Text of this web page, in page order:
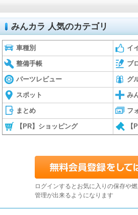
みんカラ 人気のカテゴリ
車種別 イ
整備手帳 ブ
パーツレビュー グ
スポット み
まとめ フ
【PR】ショッピング 【
ログインするとお気に入りの保存や
管理が出来るようになります